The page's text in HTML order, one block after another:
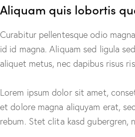
Aliquam quis lobortis
Curabitur pellentesque odio
id id magna. Aliquam sed ligula
aliquet metus, nec dapibus risus
Lorem ipsum dolor sit amet,
et dolore magna aliquyam erat,
rebum. Stet clita kasd gubergren,